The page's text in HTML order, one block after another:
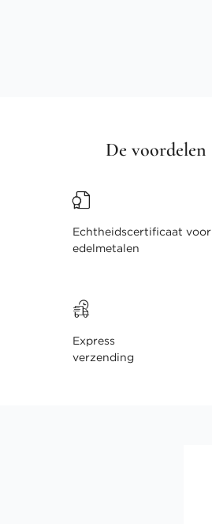
De voordelen
Echtheidscertificaat voor
edelmetalen
Express
verzending